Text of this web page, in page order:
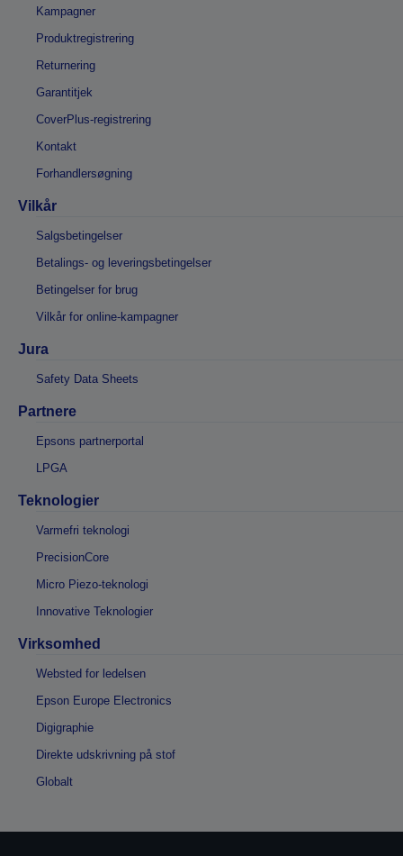
Kampagner
Produktregistrering
Returnering
Garantitjek
CoverPlus-registrering
Kontakt
Forhandlersøgning
Vilkår
Salgsbetingelser
Betalings- og leveringsbetingelser
Betingelser for brug
Vilkår for online-kampagner
Jura
Safety Data Sheets
Partnere
Epsons partnerportal
LPGA
Teknologier
Varmefri teknologi
PrecisionCore
Micro Piezo-teknologi
Innovative Teknologier
Virksomhed
Websted for ledelsen
Epson Europe Electronics
Digigraphie
Direkte udskrivning på stof
Globalt